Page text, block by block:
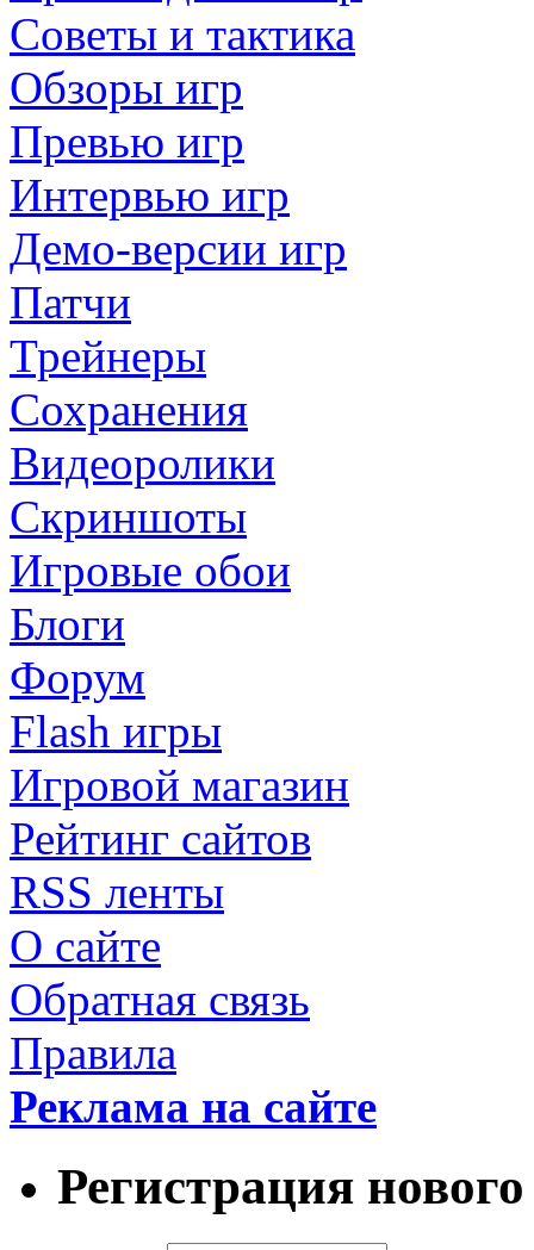
Советы и тактика
Обзоры игр
Превью игр
Интервью игр
Демо-версии игр
Патчи
Трейнеры
Сохранения
Видеоролики
Скриншоты
Игровые обои
Блоги
Форум
Flash игры
Игровой магазин
Рейтинг сайтов
RSS ленты
О сайте
Обратная связь
Правила
Реклама на сайте
Регистрация